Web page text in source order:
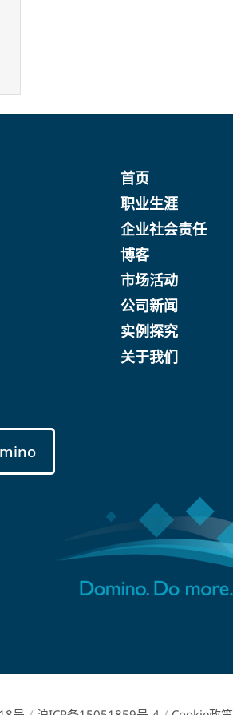
首页
职业生涯
企业社会责任
博客
市场活动
公司新闻
实例探究
关于我们